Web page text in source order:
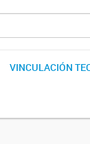
VINCULACIÓN